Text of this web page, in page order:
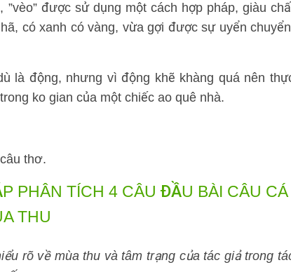
”vèo” được sử dụng một cách hợp pháp, giàu
có xanh có vàng, vừa gợi được sự uyển
là động, nhưng vì động khẽ khàng quá nên
ko gian của một chiếc ao quê nhà.
thơ.
PHÂN TÍCH 4 CÂU ĐẦU BÀI CÂU CÁ
THU
rõ về mùa thu và tâm trạng của tác giả trong